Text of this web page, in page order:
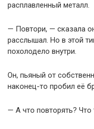
расплавленный металл.
— Повтори, — сказала
расслышал. Но в этой
похолодело внутри.
Он, пьяный от
наконец-то пробил её
— А что повторять? Что